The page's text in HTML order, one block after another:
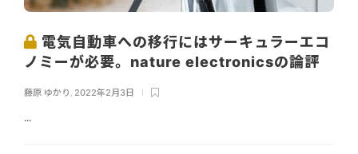
電気自動車への移行にはサーキュラーエコ
ノミーが必要。nature electronicsの論評
藤原 ゆかり 2022年2月3日
...